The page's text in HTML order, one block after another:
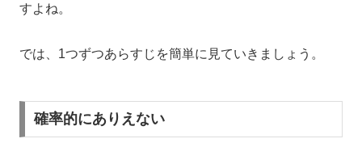
すよね。
では、1つずつあらすじを簡単に見ていきましょう。
確率的にありえない